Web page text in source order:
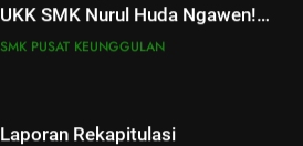
UKK SMK Nurul Huda Ngawen!
Siswa Siap Hadapi UKK Januari
SMK PUSAT KEUNGGULAN
Laporan Rekapitulasi
Kewirausahaan Melalui Mata
Pelajaran Kejuruan dan IPAS di
AKUNTANSI DAN KEUANGAN LEMBAGA
Pelatihan Numerasi di SMK